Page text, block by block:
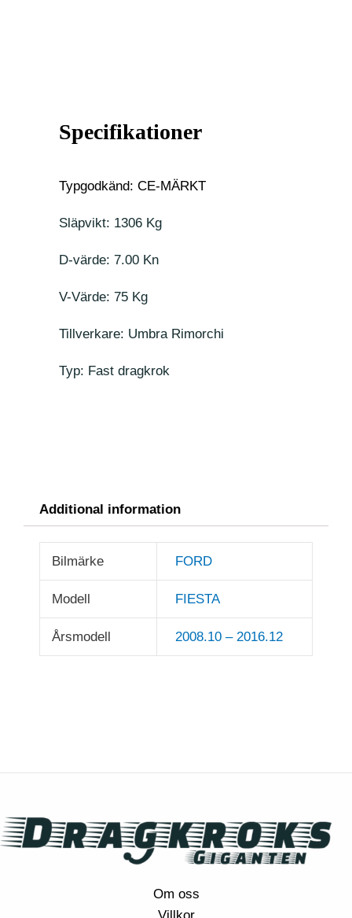
Specifikationer
Typgodkänd: CE-MÄRKT
Släpvikt: 1306 Kg
D-värde: 7.00 Kn
V-Värde: 75 Kg
Tillverkare: Umbra Rimorchi
Typ: Fast dragkrok
Additional information
Bilmärke FORD
Modell FIESTA
Årsmodell 2008.10 – 2016.12
Om oss